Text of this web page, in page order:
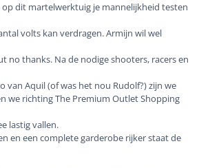
op dit martelwerktuig je mannelijkheid testen
volts kan verdragen. Armijn wil wel
no thanks. Na de nodige shooters, racers en
van Aquil (of was het nou Rudolf?) zijn we
we richting The Premium Outlet Shopping
lastig vallen.
en een complete garderobe rijker staat de